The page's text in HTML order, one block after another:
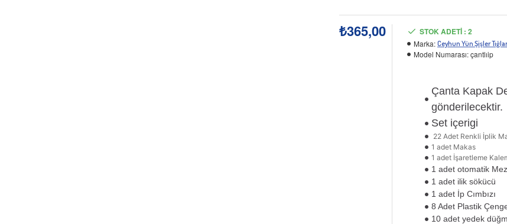
₺365,00 STOK ADETI : 2
Marka: Ceyhun Yün Şişler Tığlar
Model Numarası:çantlıip
Çanta Kapak
gönderilecektir.
Set içerigi
22 Adet Renkli İplik
1 adet Makas
1 adet İşaretleme
1 adet otomatik
1 adet ilik sökücü
1 adet İp Cımbızı
8 Adet Plastik
10 adet yedek